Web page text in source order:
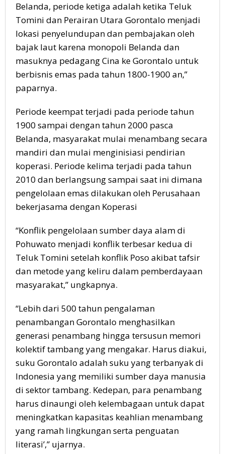
Belanda, periode ketiga adalah ketika Teluk
Tomini dan Perairan Utara Gorontalo menjadi
lokasi penyelundupan dan pembajakan oleh
bajak laut karena monopoli Belanda dan
masuknya pedagang Cina ke Gorontalo untuk
berbisnis emas pada tahun 1800-1900 an,”
paparnya.
Periode keempat terjadi pada periode tahun
1900 sampai dengan tahun 2000 pasca
Belanda, masyarakat mulai menambang secara
mandiri dan mulai menginisiasi pendirian
koperasi. Periode kelima terjadi pada tahun
2010 dan berlangsung sampai saat ini dimana
pengelolaan emas dilakukan oleh Perusahaan
bekerjasama dengan Koperasi
“Konflik pengelolaan sumber daya alam di
Pohuwato menjadi konflik terbesar kedua di
Teluk Tomini setelah konflik Poso akibat tafsir
dan metode yang keliru dalam pemberdayaan
masyarakat,” ungkapnya.
“Lebih dari 500 tahun pengalaman
penambangan Gorontalo menghasilkan
generasi penambang hingga tersusun memori
kolektif tambang yang mengakar. Harus diakui,
suku Gorontalo adalah suku yang terbanyak di
Indonesia yang memiliki sumber daya manusia
di sektor tambang. Kedepan, para penambang
harus dinaungi oleh kelembagaan untuk dapat
meningkatkan kapasitas keahlian menambang
yang ramah lingkungan serta penguatan
literasi’,” ujarnya.